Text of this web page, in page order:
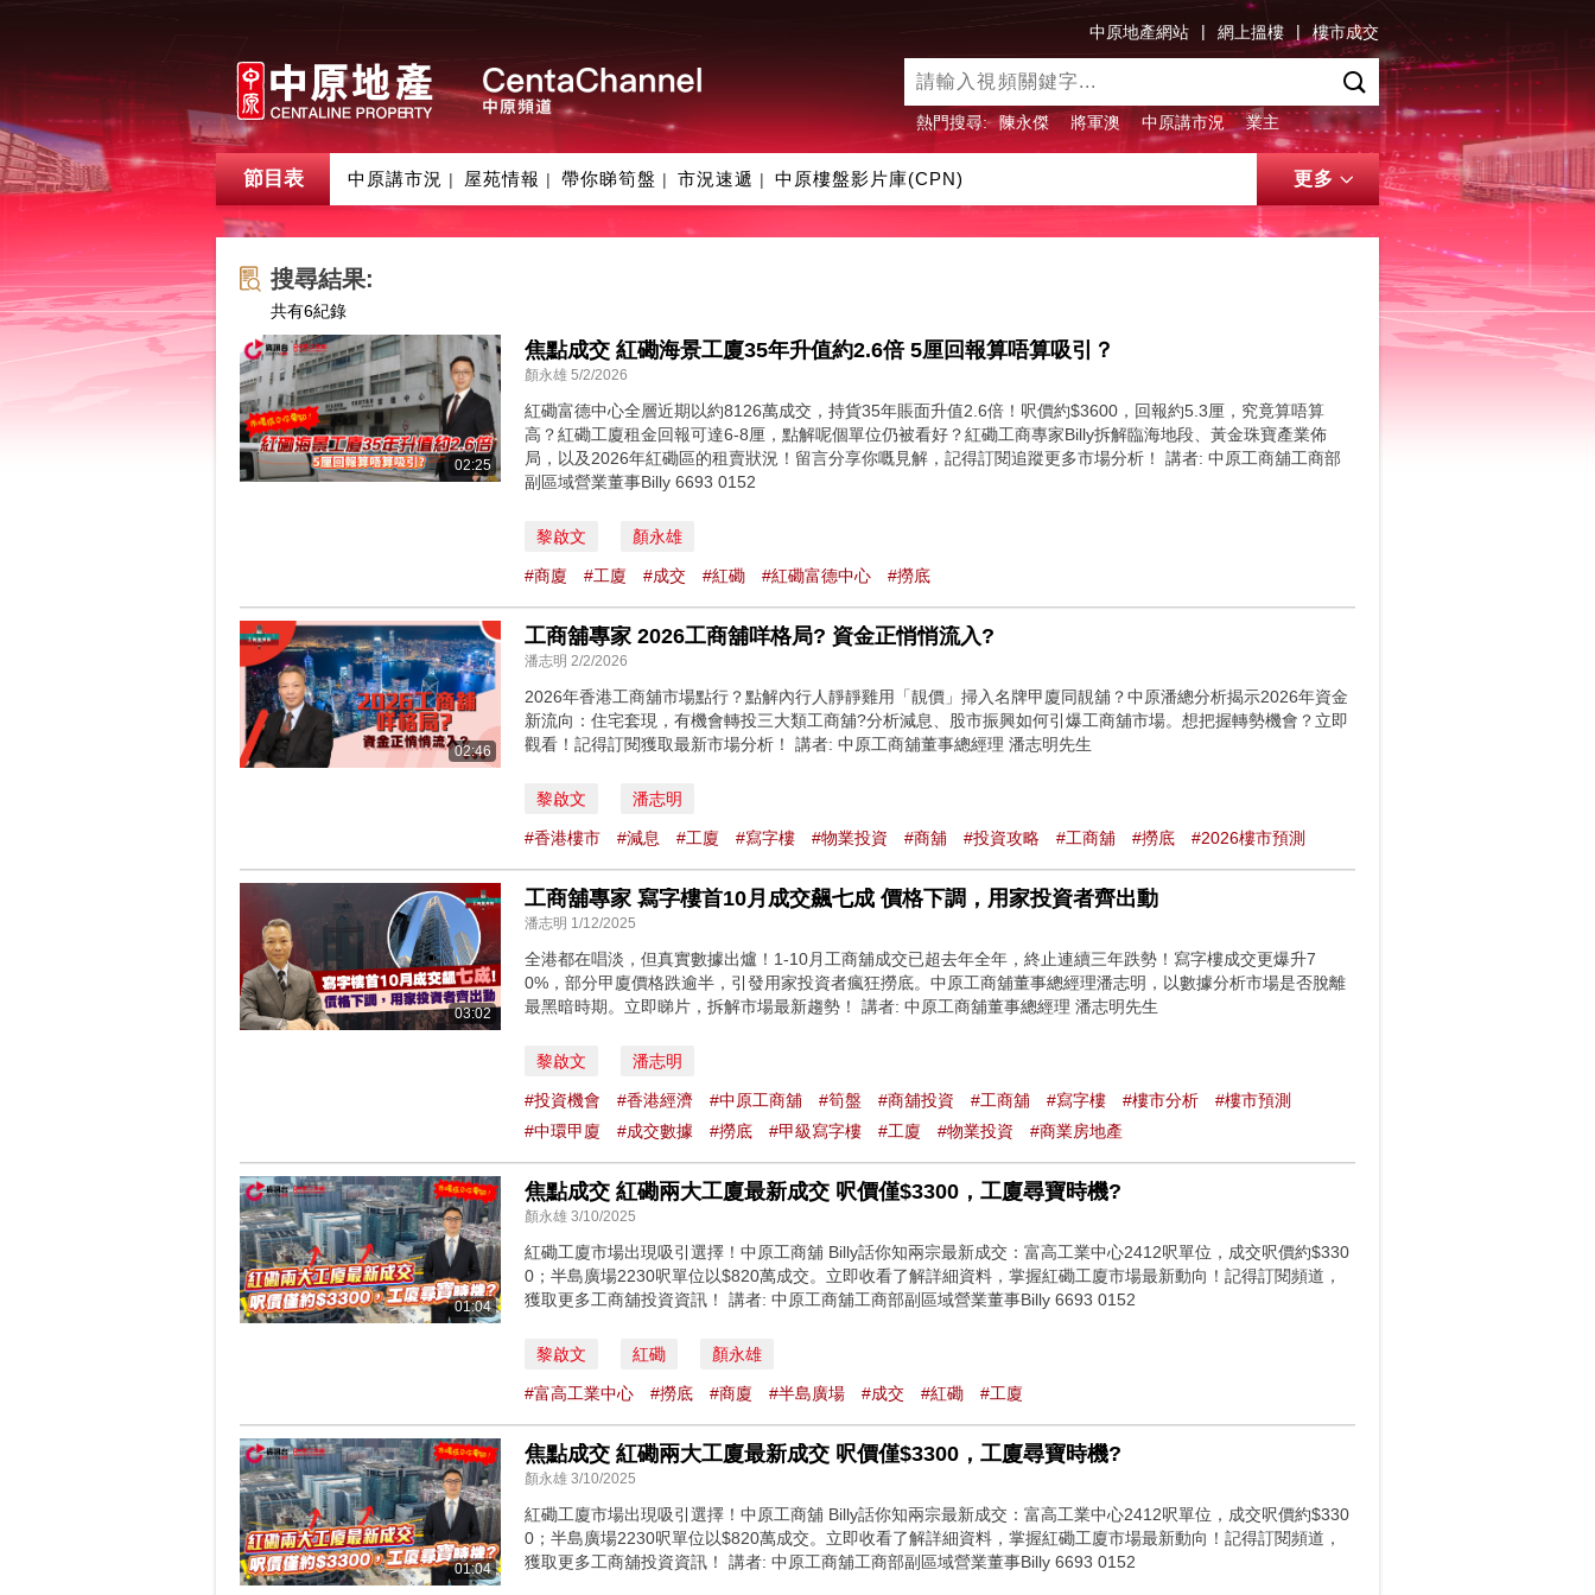
中原地產網站 | 網上搵樓 | 樓市成交
熱門搜尋: 陳永傑 將軍澳 中原講市況 業主
節目表 中原講市況 | 屋苑情報 | 帶你睇筍盤 | 市況速遞 | 中原樓盤影片庫(CPN) 更多
搜尋結果:
共有6紀錄
02:25
焦點成交 紅磡海景工廈35年升值約2.6倍 5厘回報算唔算吸引？
顏永雄 5/2/2026
紅磡富德中心全層近期以約8126萬成交，持貨35年賬面升值2.6倍！呎價約$3600，回報約5.3厘，究竟算唔算
高？紅磡工廈租金回報可達6-8厘，點解呢個單位仍被看好？紅磡工商專家Billy拆解臨海地段、黃金珠寶產業佈
局，以及2026年紅磡區的租賣狀況！留言分享你嘅見解，記得訂閱追蹤更多市場分析！ 講者: 中原工商舖工商部
副區域營業董事Billy 6693 0152
黎啟文 顏永雄
#商廈 #工廈 #成交 #紅磡 #紅磡富德中心 #撈底
02:46
工商舖專家 2026工商舖咩格局? 資金正悄悄流入?
潘志明 2/2/2026
2026年香港工商舖市場點行？點解內行人靜靜雞用「靚價」掃入名牌甲廈同靚舖？中原潘總分析揭示2026年資金
新流向：住宅套現，有機會轉投三大類工商舖?分析減息、股市振興如何引爆工商舖市場。想把握轉勢機會？立即
觀看！記得訂閱獲取最新市場分析！ 講者: 中原工商舖董事總經理 潘志明先生
黎啟文 潘志明
#香港樓市 #減息 #工廈 #寫字樓 #物業投資 #商舖 #投資攻略 #工商舖 #撈底 #2026樓市預測
03:02
工商舖專家 寫字樓首10月成交飆七成 價格下調，用家投資者齊出動
潘志明 1/12/2025
全港都在唱淡，但真實數據出爐！1-10月工商舖成交已超去年全年，終止連續三年跌勢！寫字樓成交更爆升7
0%，部分甲廈價格跌逾半，引發用家投資者瘋狂撈底。中原工商舖董事總經理潘志明，以數據分析市場是否脫離
最黑暗時期。立即睇片，拆解市場最新趨勢！ 講者: 中原工商舖董事總經理 潘志明先生
黎啟文 潘志明
#投資機會 #香港經濟 #中原工商舖 #筍盤 #商舖投資 #工商舖 #寫字樓 #樓市分析
#樓市預測
#中環甲廈
#成交數據 #撈底 #甲級寫字樓 #工廈 #物業投資 #商業房地產
01:04
焦點成交 紅磡兩大工廈最新成交 呎價僅$3300，工廈尋寶時機?
顏永雄 3/10/2025
紅磡工廈市場出現吸引選擇！中原工商舖 Billy話你知兩宗最新成交：富高工業中心2412呎單位，成交呎價約$330
0；半島廣場2230呎單位以$820萬成交。立即收看了解詳細資料，掌握紅磡工廈市場最新動向！記得訂閱頻道，
獲取更多工商舖投資資訊！ 講者: 中原工商舖工商部副區域營業董事Billy 6693 0152
黎啟文 紅磡 顏永雄
#富高工業中心 #撈底 #商廈 #半島廣場 #成交 #紅磡 #工廈
01:04
焦點成交 紅磡兩大工廈最新成交 呎價僅$3300，工廈尋寶時機?
顏永雄 3/10/2025
紅磡工廈市場出現吸引選擇！中原工商舖 Billy話你知兩宗最新成交：富高工業中心2412呎單位，成交呎價約$330
0；半島廣場2230呎單位以$820萬成交。立即收看了解詳細資料，掌握紅磡工廈市場最新動向！記得訂閱頻道，
獲取更多工商舖投資資訊！ 講者: 中原工商舖工商部副區域營業董事Billy 6693 0152